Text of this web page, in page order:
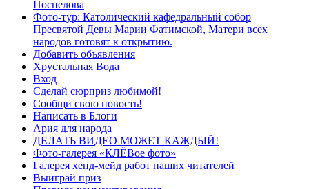
Поспелова
Фото-тур: Католический кафедральный собор
Пресвятой Девы Марии Фатимской, Матери всех
народов готовят к открытию.
Добавить объявления
Хрустальная Вода
Вход
Сделай сюрприз любимой!
Сообщи свою новость!
Написать в Блоги
Ария для народа
ДЕЛАТЬ ВИДЕО МОЖЕТ КАЖДЫЙ!
Фото-галерея «КЛЁВое фото»
Галерея хенд-мейд работ наших читателей
Выиграй приз